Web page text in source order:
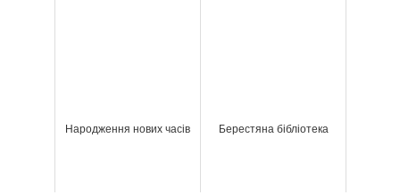
Народження нових часів Берестяна бібліотека